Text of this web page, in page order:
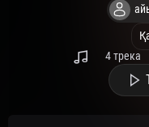
4 трека